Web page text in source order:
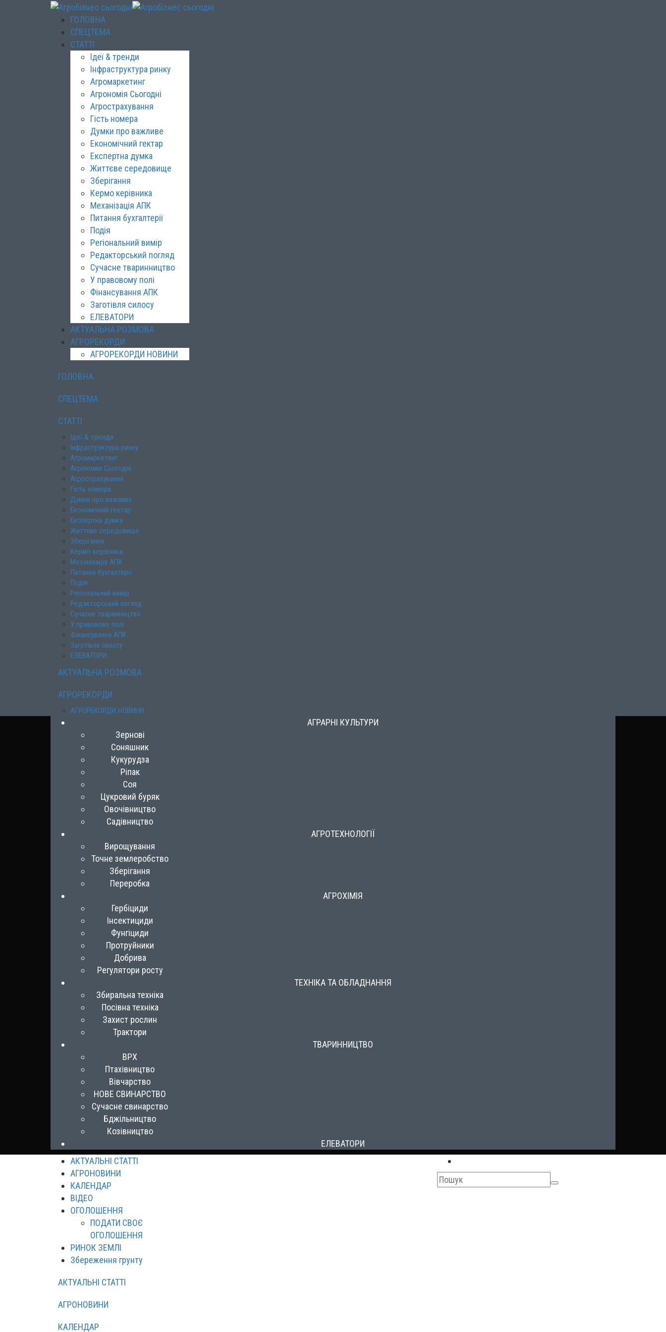
ГОЛОВНА
СПЕЦТЕМА
СТАТТІ
Ідеї & тренди
Інфраструктура ринку
Агромаркетинг
Агрономія Сьогодні
Агрострахування
Гість номера
Думки про важливе
Економічний гектар
Експертна думка
Життєве середовище
Зберігання
Кермо керівника
Механізація АПК
Питання бухгалтерії
Подія
Регіональний вимір
Редакторський погляд
Сучасне тваринництво
У правовому полі
Фінансування АПК
Заготівля силосу
ЕЛЕВАТОРИ
АКТУАЛЬНА РОЗМОВА
АГРОРЕКОРДИ
АГРОРЕКОРДИ НОВИНИ
ГОЛОВНА
СПЕЦТЕМА
СТАТТІ
Ідеї & тренди
Інфраструктура ринку
Агромаркетинг
Агрономія Сьогодні
Агрострахування
Гість номера
Думки про важливе
Економічний гектар
Експертна думка
Життєве середовище
Зберігання
Кермо керівника
Механізація АПК
Питання бухгалтерії
Подія
Регіональний вимір
Редакторський погляд
Сучасне тваринництво
У правовому полі
Фінансування АПК
Заготівля силосу
ЕЛЕВАТОРИ
АКТУАЛЬНА РОЗМОВА
АГРОРЕКОРДИ
АГРОРЕКОРДИ НОВИНИ
АГРАРНІ КУЛЬТУРИ
Зернові
Соняшник
Кукурудза
Ріпак
Соя
Цукровий буряк
Овочівництво
Садівництво
АГРОТЕХНОЛОГІЇ
Вирощування
Точне землеробство
Зберігання
Переробка
АГРОХІМІЯ
Гербіциди
Інсектициди
Фунгіциди
Протруйники
Добрива
Регулятори росту
ТЕХНІКА ТА ОБЛАДНАННЯ
Збиральна техніка
Посівна техніка
Захист рослин
Трактори
ТВАРИННИЦТВО
ВРХ
Птахівництво
Вівчарство
НОВЕ СВИНАРСТВО
Сучасне свинарство
Бджільництво
Козівництво
ЕЛЕВАТОРИ
АКТУАЛЬНІ СТАТТІ
АГРОНОВИНИ
КАЛЕНДАР
ВІДЕО
ОГОЛОШЕННЯ
ПОДАТИ СВОЄ
ОГОЛОШЕННЯ
РИНОК ЗЕМЛІ
Збереження грунту
АКТУАЛЬНІ СТАТТІ
АГРОНОВИНИ
КАЛЕНДАР